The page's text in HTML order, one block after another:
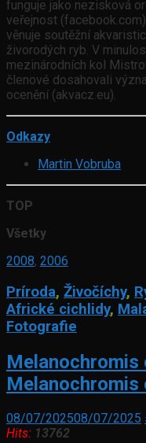
funguje jako nezisková
veřejnost
věnuje soutěžní
živorodých ryb. V
mezinárodních kol
členové dosahovali
ocenění (akvacz.eu).
Odkazy
Martin Vobruba
TOP
Všetky
2008, 2006
Príroda, Živočíchy,
Africké cichlidy,
Fotografie
Melanochromis
Melanochromis
08/07/202508/07/2025
Hits: 13762